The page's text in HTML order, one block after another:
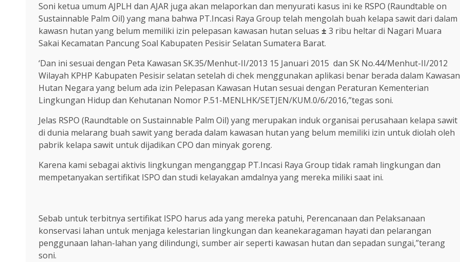
Soni ketua umum AJPLH dan AJAR juga akan melaporkan dan menyurati kasus ini ke RSPO (Raundtable on
Sustainnable Palm Oil) yang mana bahwa PT.Incasi Raya Group telah mengolah buah kelapa sawit dari dalam
kawasn hutan yang belum memiliki izin pelepasan kawasan hutan seluas ± 3 ribu heltar di Nagari Muara
Sakai Kecamatan Pancung Soal Kabupaten Pesisir Selatan Sumatera Barat.
‘Dan ini sesuai dengan Peta Kawasan SK.35/Menhut-II/2013 15 Januari 2015 dan SK No.44/Menhut-II/2012
Wilayah KPHP Kabupaten Pesisir selatan setelah di chek menggunakan aplikasi benar berada dalam Kawasan
Hutan Negara yang belum ada izin Pelepasan Kawasan Hutan sesuai dengan Peraturan Kementerian
Lingkungan Hidup dan Kehutanan Nomor P.51-MENLHK/SETJEN/KUM.0/6/2016,”tegas soni.
Jelas RSPO (Raundtable on Sustainnable Palm Oil) yang merupakan induk organisai perusahaan kelapa sawit
di dunia melarang buah sawit yang berada dalam kawasan hutan yang belum memiliki izin untuk diolah oleh
pabrik kelapa sawit untuk dijadikan CPO dan minyak goreng.
Karena kami sebagai aktivis lingkungan menganggap PT.Incasi Raya Group tidak ramah lingkungan dan
mempetanyakan sertifikat ISPO dan studi kelayakan amdalnya yang mereka miliki saat ini.
Sebab untuk terbitnya sertifikat ISPO harus ada yang mereka patuhi, Perencanaan dan Pelaksanaan
konservasi lahan untuk menjaga kelestarian lingkungan dan keanekaragaman hayati dan pelarangan
penggunaan lahan-lahan yang dilindungi, sumber air seperti kawasan hutan dan sepadan sungai,”terang
soni.